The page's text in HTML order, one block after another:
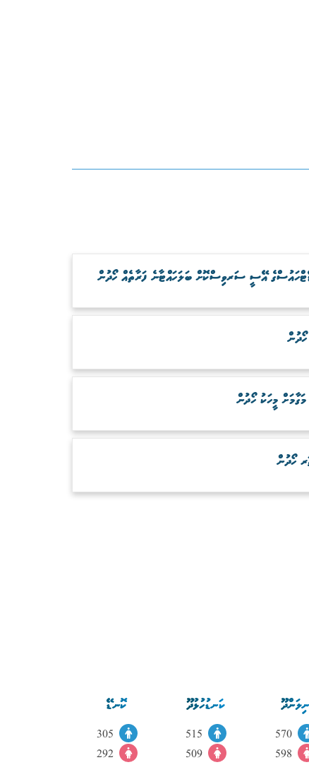
އޭސީ ސަރވިސްކޮށް ބަލަހައްޓާނެ ފަރާތެއް ހޯދުން
މީހަކު ހޯދުން
ހޯދުން
ނިލަންދޫ
570
ކަނޑުހުޅުދޫ
515
509
ކޮނޑޭ
292